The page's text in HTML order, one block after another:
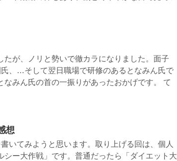
たが、ノリと勢いで徹カラになりました。面子
、…そして翌日職場で研修のあるとなみん氏で
なみん氏の首の一振りがあったおかげです。 て
想
いてみようと思います。取り上げる回は、個人
シー大作戦」です。普通だったら「ダイエット大